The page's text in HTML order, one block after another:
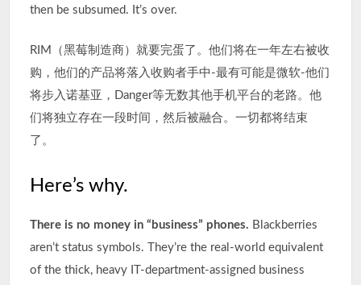
then be subsumed. It’s over.
RIM（黑莓制造商）就要完蛋了。他们将在一年左右被收
购，他们的产品将落入收购者手中-最有可能是微软-他们
将步入诺基亚，Danger等无数其他手机平台的老路。他
们将独立存在一段时间，然后被融合。一切都将结束
了。
Here’s why.
There is no money in “business” phones. Blackberries
aren’t status symbols. They’re the real-world equivalent
of the thick, heavy IT-department-assigned business